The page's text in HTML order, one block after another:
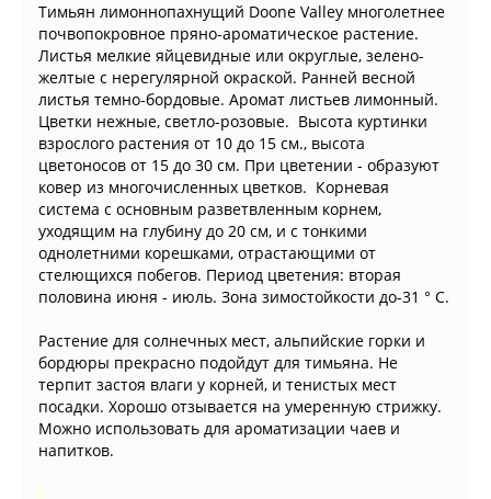
Тимьян лимоннопахнущий Doone Valley многолетнее
почвопокровное пряно-ароматическое растение.
Листья мелкие яйцевидные или округлые, зелено-
желтые с нерегулярной окраской. Ранней весной
листья темно-бордовые. Аромат листьев лимонный.
Цветки нежные, светло-розовые. Высота куртинки
взрослого растения от 10 до 15 см., высота
цветоносов от 15 до 30 см. При цветении - образуют
ковер из многочисленных цветков. Корневая
система с основным разветвленным корнем,
уходящим на глубину до 20 см, и с тонкими
однолетними корешками, отрастающими от
стелющихся побегов. Период цветения: вторая
половина июня - июль. Зона зимостойкости до-31 ° С.
Растение для солнечных мест, альпийские горки и
бордюры прекрасно подойдут для тимьяна. Не
терпит застоя влаги у корней, и тенистых мест
посадки. Хорошо отзывается на умеренную стрижку.
Можно использовать для ароматизации чаев и
напитков.